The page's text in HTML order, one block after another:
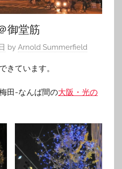
御堂筋
by Arnold Summerfield
きています。
田-なんば間の大阪・光の